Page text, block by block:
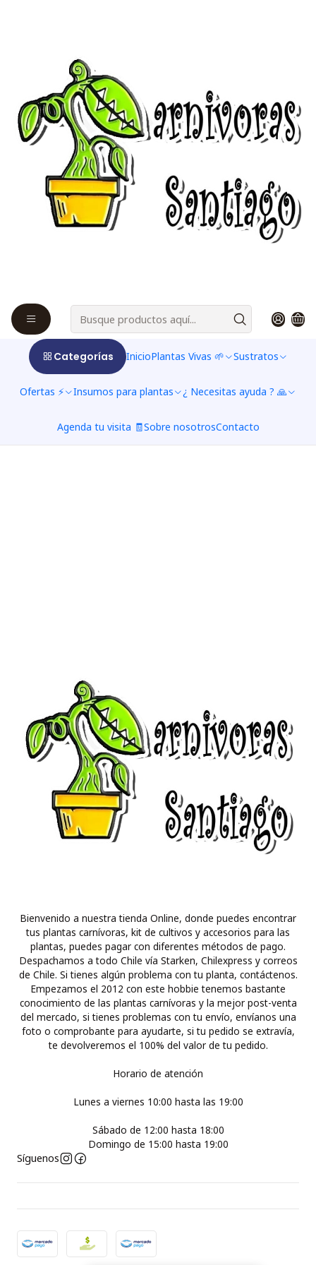
Categorías InicioPlantas Vivas 🌱 Sustratos
Ofertas ⚡ Insumos para plantas ¿ Necesitas ayuda ? 🙏
Agenda tu visita 🧾Sobre nosotrosContacto
Agenda con Nosotros
Bienvenido a nuestra tienda Online, donde puedes encontrar
tus plantas carnívoras, kit de cultivos y accesorios para las
plantas, puedes pagar con diferentes métodos de pago.
Despachamos a todo Chile vía Starken, Chilexpress y correos
de Chile. Si tienes algún problema con tu planta, contáctenos.
Empezamos el 2012 con este hobbie tenemos bastante
conocimiento de las plantas carnívoras y la mejor post-venta
del mercado, si tienes problemas con tu envío, envíanos una
foto o comprobante para ayudarte, si tu pedido se extravía,
te devolveremos el 100% del valor de tu pedido.
Horario de atención
Lunes a viernes 10:00 hasta las 19:00
Sábado de 12:00 hasta 18:00
Domingo de 15:00 hasta 19:00
Síguenos